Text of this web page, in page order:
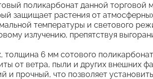
поликарбонат данной торговой
защищает растения от
температуры и светового
излучению, препятствуя
толщина 6 мм сотового
от ветра, пыли и других внешних
и прочный, что позволяет